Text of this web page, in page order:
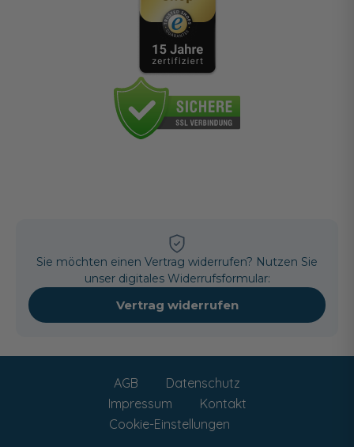
Sie möchten einen Vertrag widerrufen? Nutzen Sie
unser digitales Widerrufsformular:
Vertrag widerrufen
AGB
Datenschutz
Impressum
Kontakt
Cookie-Einstellungen